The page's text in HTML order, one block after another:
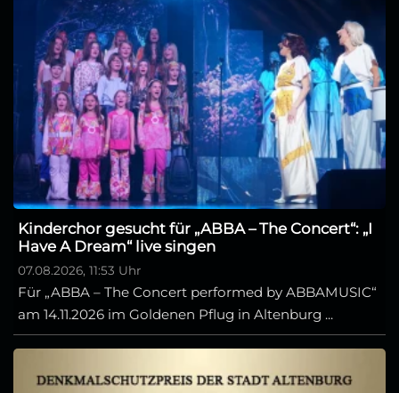
Kinderchor gesucht für „ABBA – The Concert“: „I
Have A Dream“ live singen
07.08.2026, 11:53 Uhr
Für „ABBA – The Concert performed by ABBAMUSIC“
am 14.11.2026 im Goldenen Pflug in Altenburg ...